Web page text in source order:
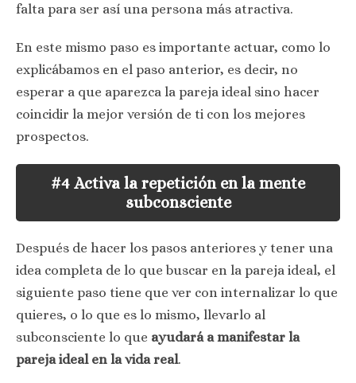
falta para ser así una persona más atractiva.
En este mismo paso es importante actuar, como lo
explicábamos en el paso anterior, es decir, no
esperar a que aparezca la pareja ideal sino hacer
coincidir la mejor versión de ti con los mejores
prospectos.
#4 Activa la repetición en la mente
subconsciente
Después de hacer los pasos anteriores y tener una
idea completa de lo que buscar en la pareja ideal, el
siguiente paso tiene que ver con internalizar lo que
quieres, o lo que es lo mismo, llevarlo al
subconsciente lo que ayudará a manifestar la
pareja ideal en la vida real.